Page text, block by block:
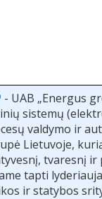
- UAB „Energus
sistemų
valdymo ir
Lietuvoje,
tvaresnį ir
tapti
ir statybos